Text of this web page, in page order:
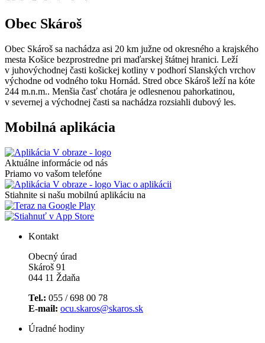
Obec Skároš
Obec Skároš sa nachádza asi 20 km južne od okresného a krajského
mesta Košice bezprostredne pri maďarskej štátnej hranici. Leží
v juhovýchodnej časti košickej kotliny v podhorí Slanských vrchov
východne od vodného toku Hornád. Stred obce Skároš leží na kóte
244 m.n.m.. Menšia časť chotára je odlesnenou pahorkatinou,
v severnej a východnej časti sa nachádza rozsiahli dubový les.
Mobilná aplikácia
Aktuálne informácie od nás
Priamo vo vašom telefóne
Viac o aplikácii
Stiahnite si našu mobilnú aplikáciu na
Kontakt
Obecný úrad
Skároš 91
044 11 Ždaňa
Tel.: 055 / 698 00 78
E-mail: ocu.skaros@skaros.sk
Úradné hodiny